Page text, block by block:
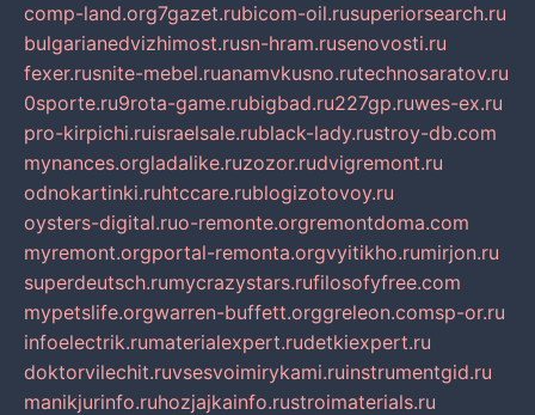
comp-land.org7gazet.rubicom-oil.rusuperiorsearch.ru
bulgarianedvizhimost.rusn-hram.rusenovosti.ru
fexer.rusnite-mebel.ruanamvkusno.rutechnosaratov.ru
0sporte.ru9rota-game.rubigbad.ru227gp.ruwes-ex.ru
pro-kirpichi.ruisraelsale.rublack-lady.rustroy-db.com
mynances.orgladalike.ruzozor.rudvigremont.ru
odnokartinki.ruhtccare.rublogizotovoy.ru
oysters-digital.ruo-remonte.orgremontdoma.com
myremont.orgportal-remonta.orgvyitikho.rumirjon.ru
superdeutsch.rumycrazystars.rufilosofyfree.com
mypetslife.orgwarren-buffett.orggreleon.comsp-or.ru
infoelectrik.rumaterialexpert.rudetkiexpert.ru
doktorvilechit.ruvsesvoimirykami.ruinstrumentgid.ru
manikjurinfo.ruhozjajkainfo.rustroimaterials.ru